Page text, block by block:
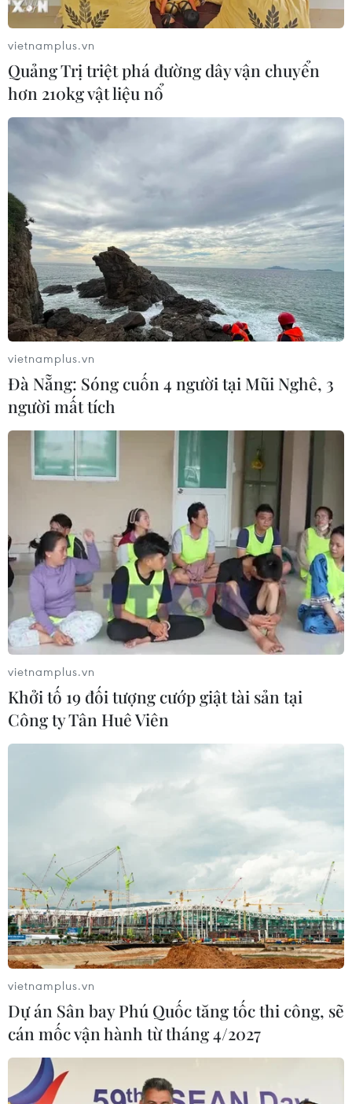
vietnamplus.vn
Quảng Trị triệt phá đường dây vận chuyển
hơn 210kg vật liệu nổ
vietnamplus.vn
Đà Nẵng: Sóng cuốn 4 người tại Mũi Nghê, 3
người mất tích
vietnamplus.vn
Khởi tố 19 đối tượng cướp giật tài sản tại
Công ty Tân Huê Viên
vietnamplus.vn
Dự án Sân bay Phú Quốc tăng tốc thi công, sẽ
cán mốc vận hành từ tháng 4/2027